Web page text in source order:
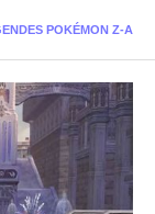
POKÉMON Z-A